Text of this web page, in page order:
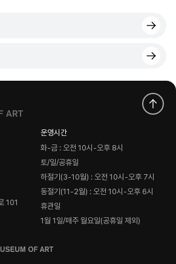
101
운영시간
화-금 : 오전 10시-오후 8시
토/일/공휴일
하절기(3-10월) : 오전 10시-오후 7시
동절기(11-2월) : 오전 10시-오후 6시
휴관일
1월 1일/매주 월요일(공휴일 제외)